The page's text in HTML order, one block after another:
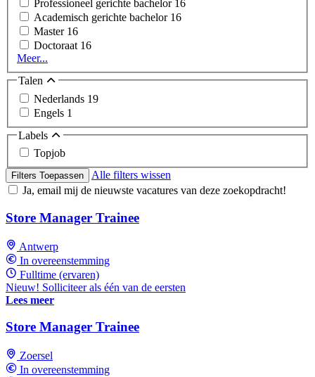
Professioneel gerichte bachelor 16
Academisch gerichte bachelor 16
Master 16
Doctoraat 16
Meer...
Talen
Nederlands 19
Engels 1
Labels
Topjob
Filters Toepassen
Alle filters wissen
Ja, email mij de nieuwste vacatures van deze zoekopdracht!
Store Manager Trainee
Antwerp
In overeenstemming
Fulltime (ervaren)
Nieuw! Solliciteer als één van de eersten
Lees meer
Store Manager Trainee
Zoersel
In overeenstemming